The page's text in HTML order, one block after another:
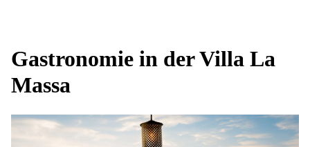
Gastronomie in der Villa La
Massa